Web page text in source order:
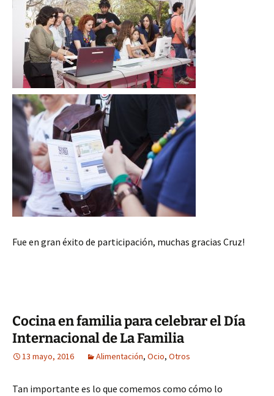
Fue en gran éxito de participación, muchas gracias Cruz!
Cocina en familia para celebrar el Día
Internacional de La Familia
13 mayo, 2016 Alimentación, Ocio, Otros
Tan importante es lo que comemos como cómo lo